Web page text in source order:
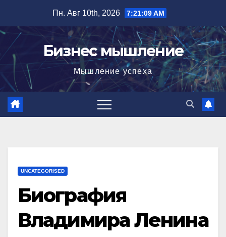
содержимому
Пн. Авг 10th, 2026 7:21:09 AM
Бизнес мышление
Мышление успеха
UNCATEGORISED
Биография
Владимира Ленина